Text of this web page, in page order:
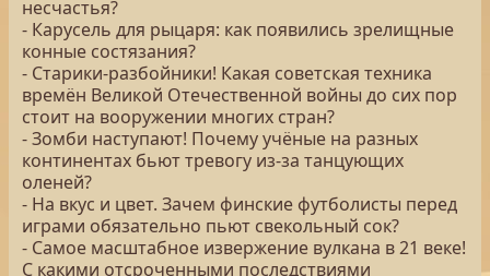
несчастья?
- Карусель для рыцаря: как появились зрелищные
конные состязания?
- Старики-разбойники! Какая советская техника
времён Великой Отечественной войны до сих пор
стоит на вооружении многих стран?
- Зомби наступают! Почему учёные на разных
континентах бьют тревогу из-за танцующих
оленей?
- На вкус и цвет. Зачем финские футболисты перед
играми обязательно пьют свекольный сок?
- Самое масштабное извержение вулкана в 21 веке!
С какими отсроченными последствиями